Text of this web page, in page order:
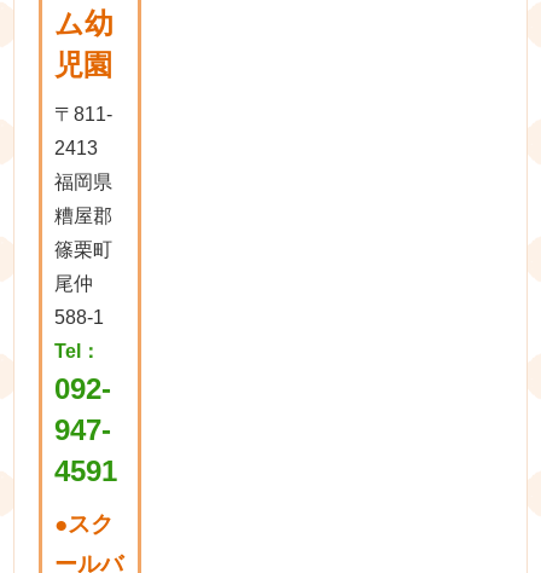
ム幼
児園
〒811-
2413
福岡県
糟屋郡
篠栗町
尾仲
588-1
Tel：
092-
947-
4591
●スク
ールバ